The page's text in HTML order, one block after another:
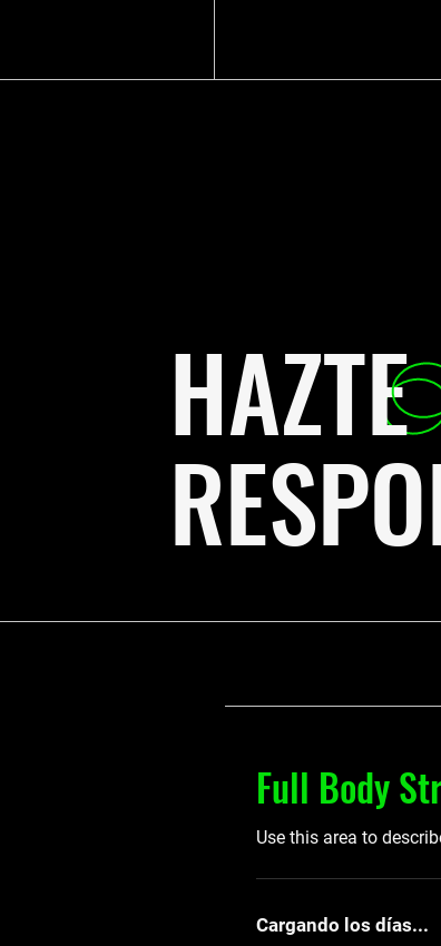
HAZTE
Full Body
Use this area to
Cargando los días...